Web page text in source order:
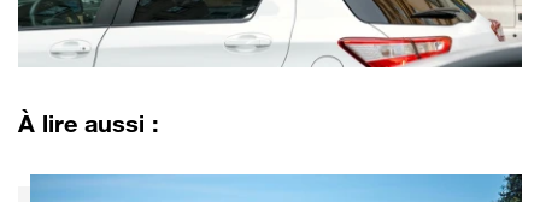
À lire aussi :